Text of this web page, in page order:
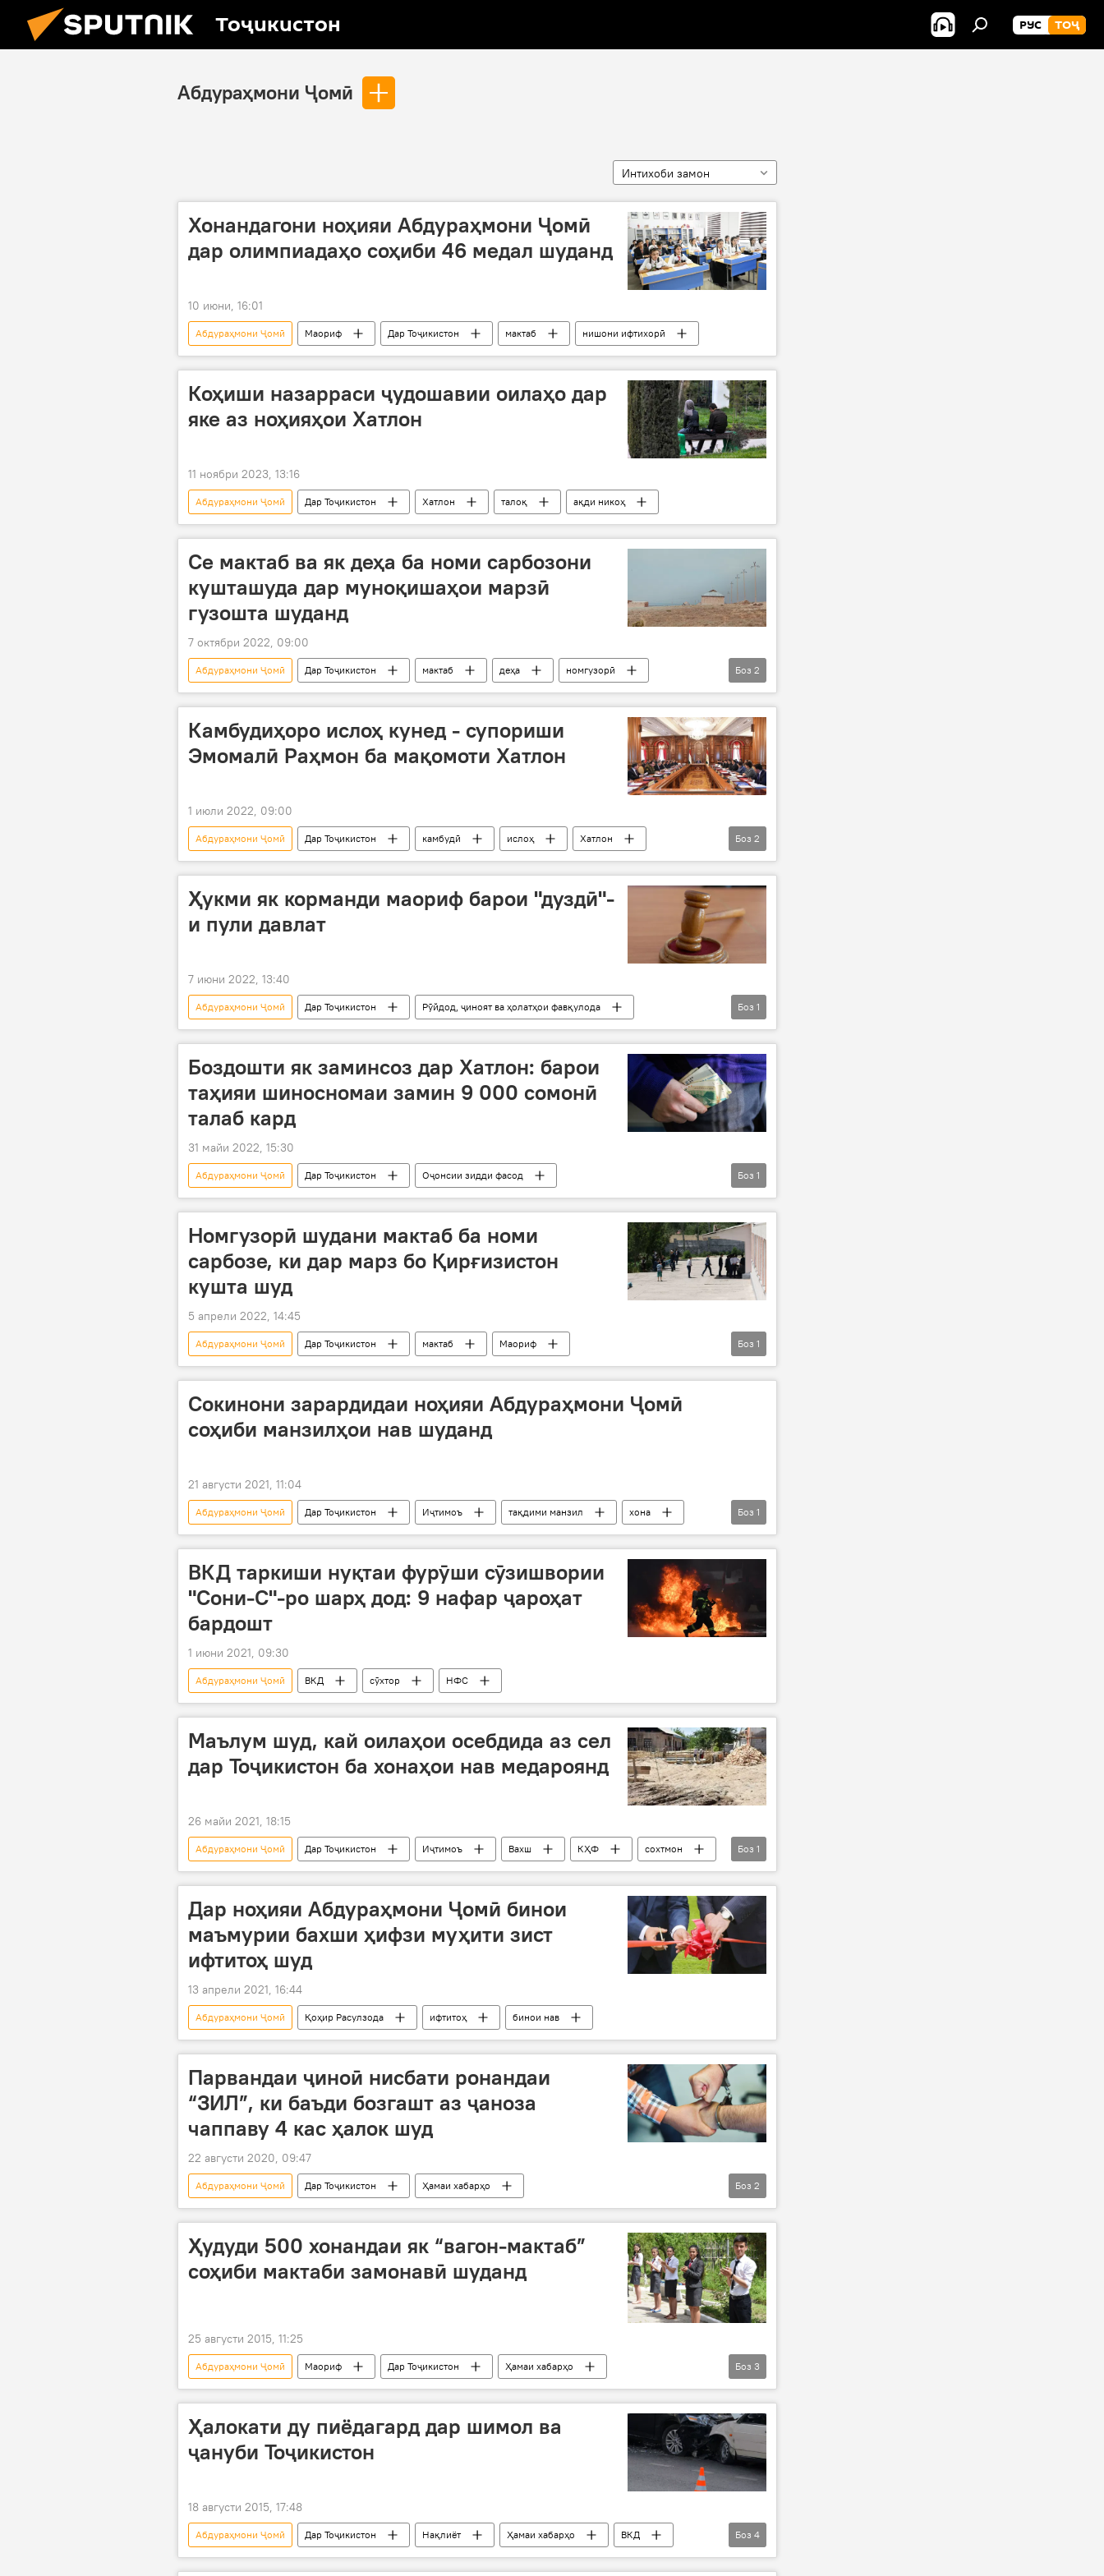
Тоҷикистон РУС ТОҶ
Абдураҳмони Ҷомӣ
Интихоби замон
Хонандагони ноҳияи Абдураҳмони Ҷомӣ
дар олимпиадаҳо соҳиби 46 медал шуданд
10 июни, 16:01
Абдураҳмони Ҷомӣ Маориф Дар Тоҷикистон мактаб нишони ифтихорӣ
Коҳиши назарраси ҷудошавии оилаҳо дар
яке аз ноҳияҳои Хатлон
11 ноябри 2023, 13:16
Абдураҳмони Ҷомӣ Дар Тоҷикистон Хатлон талоқ ақди никоҳ
Се мактаб ва як деҳа ба номи сарбозони
кушташуда дар муноқишаҳои марзӣ
гузошта шуданд
7 октябри 2022, 09:00
Абдураҳмони Ҷомӣ Дар Тоҷикистон мактаб деҳа
номгузорӣ
муноқишаи марзӣ
Қирғизистон
Боз 2
Камбудиҳоро ислоҳ кунед - супориши
Эмомалӣ Раҳмон ба мақомоти Хатлон
1 июли 2022, 09:00
Абдураҳмони Ҷомӣ Дар Тоҷикистон камбудӣ ислоҳ
Хатлон
Эмомалӣ Раҳмон
Иқтисод
Боз 2
Ҳукми як корманди маориф барои "дуздӣ"-
и пули давлат
7 июни 2022, 13:40
Абдураҳмони Ҷомӣ Дар Тоҷикистон
Рӯйдод, ҷиноят ва ҳолатҳои фавқулода
Додситонии кулл
Боз 1
Боздошти як заминсоз дар Хатлон: барои
таҳияи шиносномаи замин 9 000 сомонӣ
талаб кард
31 майи 2022, 15:30
Абдураҳмони Ҷомӣ Дар Тоҷикистон
Оҷонсии зидди фасод
Рӯйдод, ҷиноят ва ҳолатҳои фавқулода
Боз 1
Номгузорӣ шудани мактаб ба номи
сарбозе, ки дар марз бо Қирғизистон
кушта шуд
5 апрели 2022, 14:45
Абдураҳмони Ҷомӣ Дар Тоҷикистон мактаб
Маориф
Вазъ дар марзи Тоҷикистону Қирғизистон
Боз 1
Сокинони зарардидаи ноҳияи Абдураҳмони Ҷомӣ
соҳиби манзилҳои нав шуданд
21 августи 2021, 11:04
Абдураҳмони Ҷомӣ Дар Тоҷикистон Иҷтимоъ тақдими манзил
хона
манзил
Боз 1
ВКД таркиши нуқтаи фурӯши сӯзишвории
"Сони-С"-ро шарҳ дод: 9 нафар ҷароҳат
бардошт
1 июни 2021, 09:30
Абдураҳмони Ҷомӣ ВКД сӯхтор НФС
Маълум шуд, кай оилаҳои осебдида аз сел
дар Тоҷикистон ба хонаҳои нав медароянд
26 майи 2021, 18:15
Абдураҳмони Ҷомӣ Дар Тоҷикистон Иҷтимоъ Вахш КҲФ
сохтмон
осебдидагон
Боз 1
Дар ноҳияи Абдураҳмони Ҷомӣ бинои
маъмурии бахши ҳифзи муҳити зист
ифтитоҳ шуд
13 апрели 2021, 16:44
Абдураҳмони Ҷомӣ Қоҳир Расулзода ифтитоҳ бинои нав
Парвандаи ҷиноӣ нисбати ронандаи
“ЗИЛ”, ки баъди бозгашт аз ҷаноза
чаппаву 4 кас ҳалок шуд
22 августи 2020, 09:47
Абдураҳмони Ҷомӣ Дар Тоҷикистон
Ҳамаи хабарҳо
Рӯйдод, ҷиноят ва ҳолатҳои фавқулода
парвандаи ҷиноӣ
Боз 2
Ҳудуди 500 хонандаи як “вагон-мактаб”
соҳиби мактаби замонавӣ шуданд
25 августи 2015, 11:25
Абдураҳмони Ҷомӣ Маориф Дар Тоҷикистон
Ҳамаи хабарҳо
Тӯйчибой Маҳмадёров
таъсиси мактаб мактаб-вагон
Боз 3
Ҳалокати ду пиёдагард дар шимол ва
ҷануби Тоҷикистон
18 августи 2015, 17:48
Абдураҳмони Ҷомӣ Дар Тоҷикистон Нақлиёт Ҳамаи хабарҳо
ВКД
садама
нақлиёт шаҳрвандон даргузашт
Боз 4